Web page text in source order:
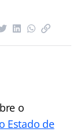
o
Estado de